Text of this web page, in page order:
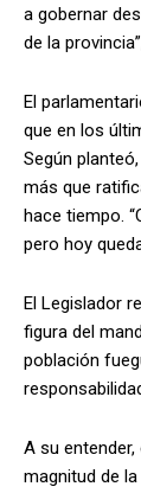
a gobernar
de la
El
que en los
Según
más que
hace tiempo.
pero hoy
El Legislador
figura del
población
A su
magnitud de